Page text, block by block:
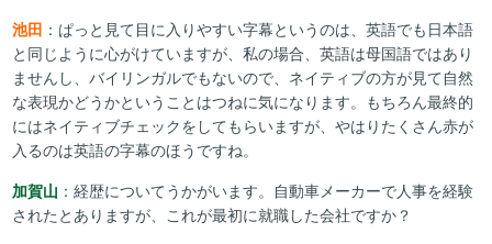
池田 ：ぱっと見て目に入りやすい字幕というのは、英語でも日本語
と同じように心がけていますが、私の場合、英語は母国語ではあり
ませんし、バイリンガルでもないので、ネイティブの方が見て自然
な表現かどうかということはつねに気になります。もちろん最終的
にはネイティブチェックをしてもらいますが、やはりたくさん赤が
入るのは英語の字幕のほうですね。
加賀山 ：経歴についてうかがいます。自動車メーカーで人事を経験
されたとありますが、これが最初に就職した会社ですか？